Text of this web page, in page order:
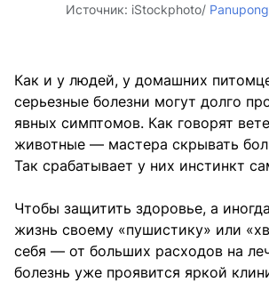
Источник: iStockphoto/
Как и у людей, у домашних
серьезные болезни могут долго
явных симптомов. Как говорят
животные — мастера скрывать
Так срабатывает у них инстинкт
Чтобы защитить здоровье, а
жизнь своему «пушистику» или
себя — от больших расходов на
болезнь уже проявится яркой